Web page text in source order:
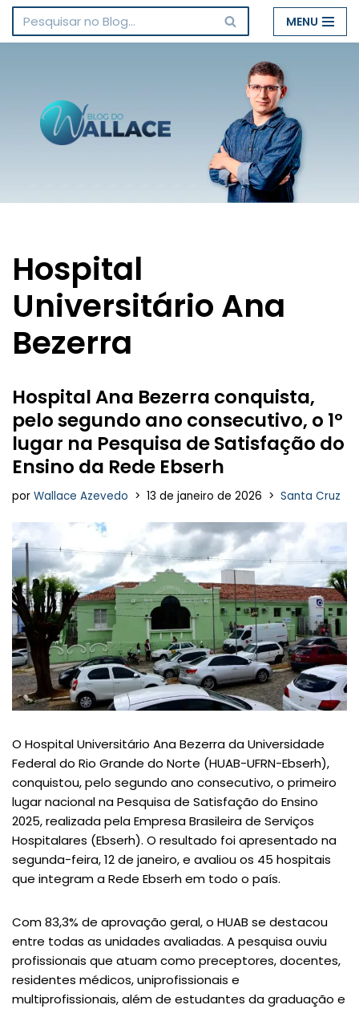
Pular
conteúdo
MENU
Hospital
Universitário Ana
Bezerra
Hospital Ana Bezerra conquista,
pelo segundo ano consecutivo, o 1º
lugar na Pesquisa de Satisfação do
Ensino da Rede Ebserh
por Wallace Azevedo 13 de janeiro de 2026 Santa Cruz
O Hospital Universitário Ana Bezerra da Universidade
Federal do Rio Grande do Norte (HUAB-UFRN-Ebserh),
conquistou, pelo segundo ano consecutivo, o primeiro
lugar nacional na Pesquisa de Satisfação do Ensino
2025, realizada pela Empresa Brasileira de Serviços
Hospitalares (Ebserh). O resultado foi apresentado na
segunda-feira, 12 de janeiro, e avaliou os 45 hospitais
que integram a Rede Ebserh em todo o país.
Com 83,3% de aprovação geral, o HUAB se destacou
entre todas as unidades avaliadas. A pesquisa ouviu
profissionais que atuam como preceptores, docentes,
residentes médicos, uniprofissionais e
multiprofissionais, além de estudantes da graduação e